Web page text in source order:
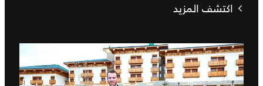
اكتشف المزيد